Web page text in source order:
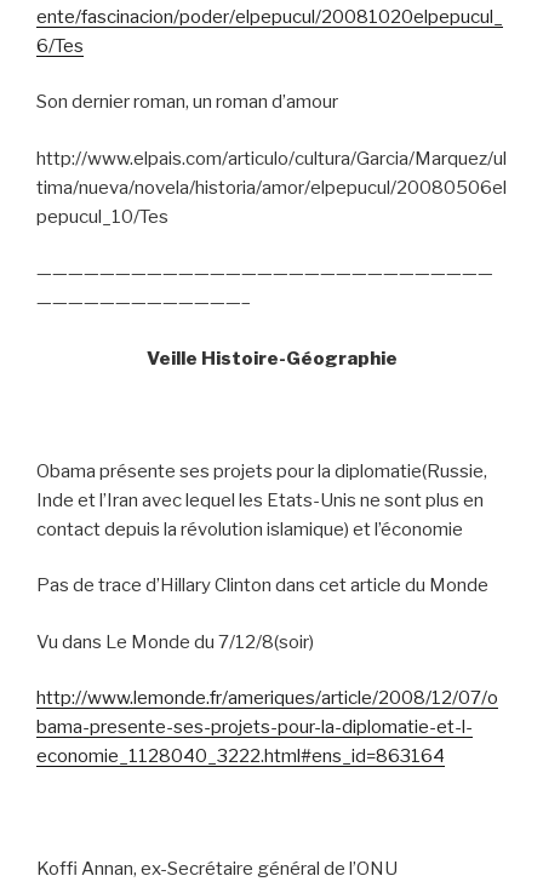
ente/fascinacion/poder/elpepucul/20081020elpepucul_
6/Tes
Son dernier roman, un roman d’amour
http://www.elpais.com/articulo/cultura/Garcia/Marquez/ul
tima/nueva/novela/historia/amor/elpepucul/20080506el
pepucul_10/Tes
—————————————————————————————
—————————————–
Veille Histoire-Géographie
Obama présente ses projets pour la diplomatie(Russie,
Inde et l’Iran avec lequel les Etats-Unis ne sont plus en
contact depuis la révolution islamique) et l’économie
Pas de trace d’Hillary Clinton dans cet article du Monde
Vu dans Le Monde du 7/12/8(soir)
http://www.lemonde.fr/ameriques/article/2008/12/07/o
bama-presente-ses-projets-pour-la-diplomatie-et-l-
economie_1128040_3222.html#ens_id=863164
Koffi Annan, ex-Secrétaire général de l’ONU